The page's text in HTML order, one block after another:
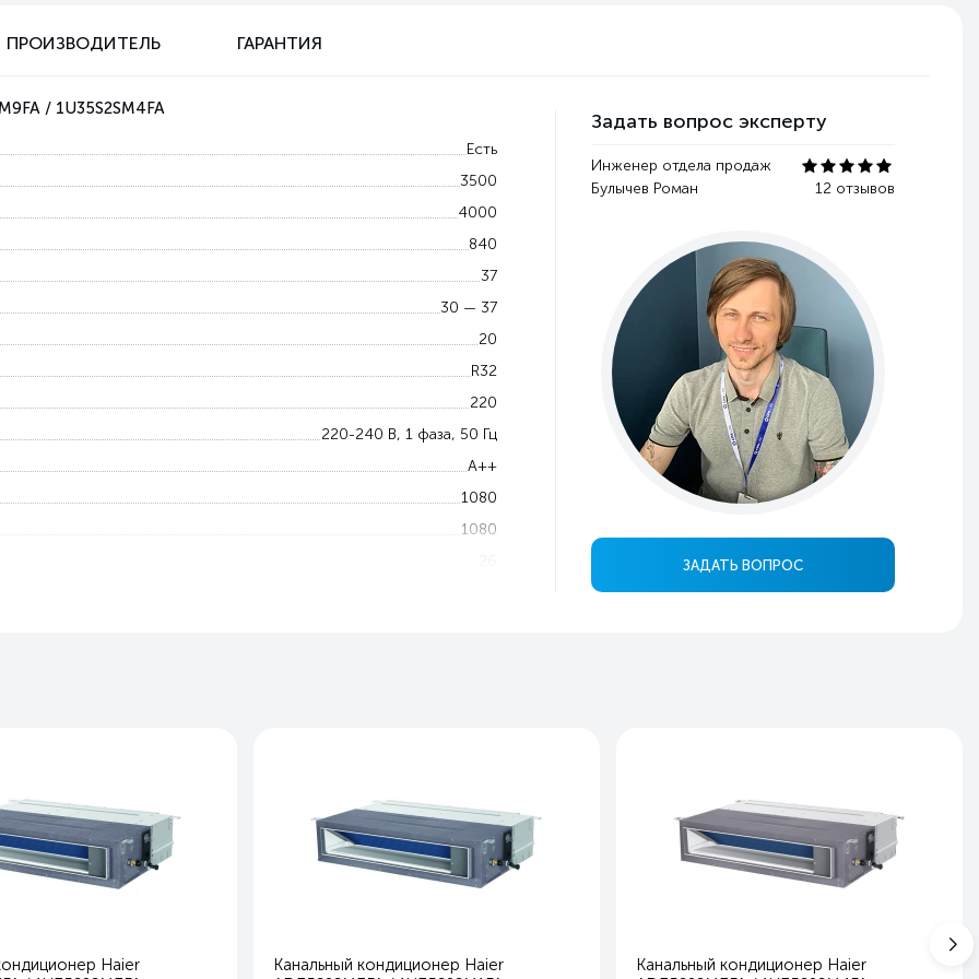
ПРОИЗВОДИТЕЛЬ ГАРАНТИЯ
Задать вопрос эксперту
Инженер отдела продаж
Булычев Роман
12 отзывов
ЗАДАТЬ ВОПРОС
/ 1U35S2SM4FA
Есть
3500
4000
840
37
30 — 37
20
R32
220
220-240 В, 1 фаза, 50 Гц
A++
1080
1080
700
700
248
280
Haier
Канальный кондиционер Haier
Канальный кондиционер Haier